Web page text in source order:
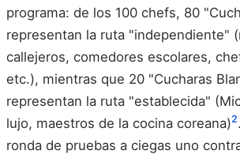
programa: de los 100 chefs, 80
representan la ruta "independiente"
callejeros, comedores escolares,
etc.), mientras que 20 "Cucharas
representan la ruta "establecida"
lujo, maestros de la cocina coreana)2
ronda de pruebas a ciegas uno